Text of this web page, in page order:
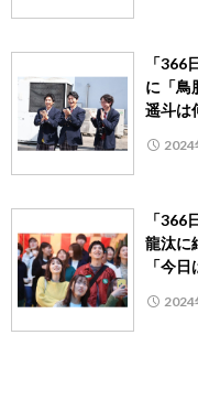
「366
に「鳥
遥斗は
2024
「366
龍汰に
「今
2024